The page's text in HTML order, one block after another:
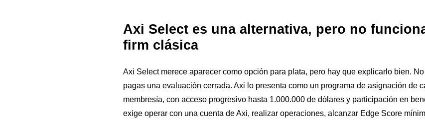
Axi Select es una alternativa, pero no
firm clásica
Axi Select merece aparecer como opción para plata, pero hay que explicarlo bien.
pagas una evaluación cerrada. Axi lo presenta como un programa de asignación de
membresía, con acceso progresivo hasta 1.000.000 de dólares y participación en
exige operar con una cuenta de Axi, realizar operaciones, alcanzar Edge Score